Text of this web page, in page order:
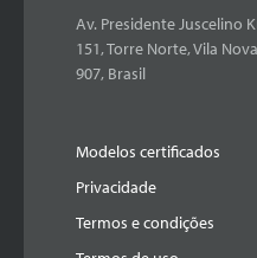
Av. Presidente Juscelino
151, Torre Norte, Vila
907, Brasil
Modelos certificados
Privacidade
Termos e condições